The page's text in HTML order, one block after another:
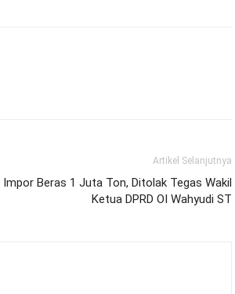
Artikel Selanjutnya
Impor Beras 1 Juta Ton, Ditolak Tegas Wakil
Ketua DPRD OI Wahyudi ST